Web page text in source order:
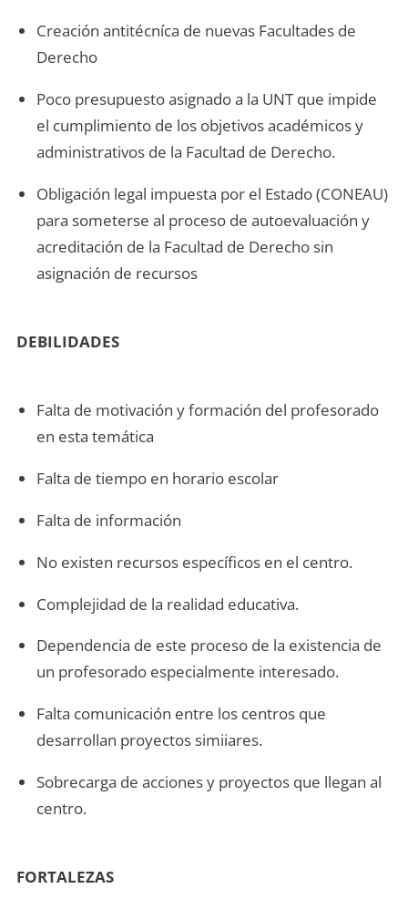
Creación antitécníca de nuevas Facultades de
Derecho
Poco presupuesto asignado a la UNT que impide
el cumplimiento de los objetivos académicos y
administrativos de la Facultad de Derecho.
Obligación legal impuesta por el Estado (CONEAU)
para someterse al proceso de autoevaluación y
acreditación de la Facultad de Derecho sin
asignación de recursos
DEBILIDADES
Falta de motivación y formación del profesorado
en esta temática
Falta de tiempo en horario escolar
Falta de información
No existen recursos específicos en el centro.
Complejidad de la realidad educativa.
Dependencia de este proceso de la existencia de
un profesorado especialmente interesado.
Falta comunicación entre los centros que
desarrollan proyectos simiiares.
Sobrecarga de acciones y proyectos que llegan al
centro.
FORTALEZAS